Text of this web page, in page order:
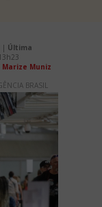
| Última
Muniz
BRASIL